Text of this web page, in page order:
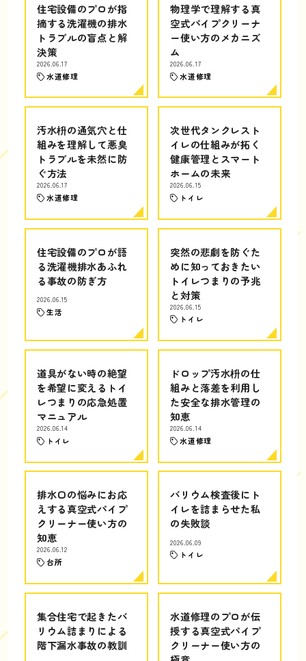
住宅設備のプロが指
摘する洗濯機の排水
トラブルの盲点と解
決策
2026.06.17
水道修理
物理学で理解する真
空式パイプクリーナ
ー使い方のメカニズ
ム
2026.06.17
水道修理
汚水枡の通気穴と仕
組みを理解して悪臭
トラブルを未然に防
ぐ方法
2026.06.17
水道修理
次世代タンクレスト
イレの仕組みが拓く
健康管理とスマート
ホームの未来
2026.06.15
トイレ
住宅設備のプロが語
る洗濯機排水あふれ
る事故の防ぎ方
2026.06.15
生活
突然の悲劇を防ぐた
めに知っておきたい
トイレつまりの予兆
と対策
2026.06.15
トイレ
道具がない時の絶望
を希望に変えるトイ
レつまりの応急処置
マニュアル
2026.06.14
トイレ
ドロップ汚水枡の仕
組みと落差を利用し
た安全な排水管理の
知恵
2026.06.14
水道修理
排水口の悩みにお応
えする真空式パイプ
クリーナー使い方の
知恵
2026.06.12
台所
バリウム検査後にト
イレを詰まらせた私
の失敗談
2026.06.09
トイレ
集合住宅で起きたバ
リウム詰まりによる
階下漏水事故の教訓
水道修理のプロが伝
授する真空式パイプ
クリーナー使い方の